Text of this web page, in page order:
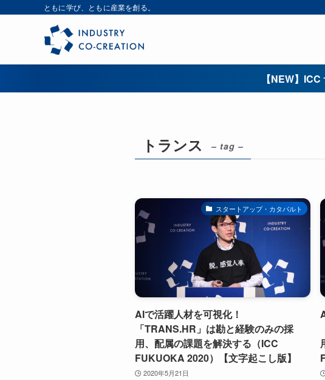
ともに学び、ともに産業を創る。
【NEW】
トランス – tag –
スタートアップ・カタパルト
AIで活躍人材を可視化！
「TRANS.HR」は勘と経験のみの採
用、配属の課題を解決する（ICC
FUKUOKA 2020）【文字起こし版】
2020年5月21日